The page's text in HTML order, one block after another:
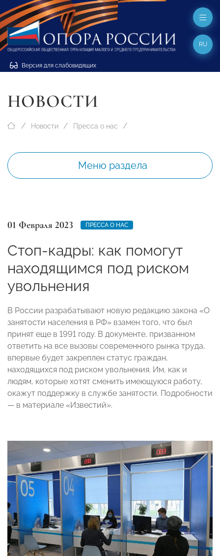
Версия для слабовидящих
RU
НОВОСТИ
Новости Пресса о нас
Меню раздела
01 Февраля 2023 ПРЕССА О НАС
Стоп-кадры: как помогут
находящимся под риском
увольнения
В России разрабатывают новую редакцию закона «О
занятости населения в РФ» взамен того, что был
принят еще в 1991 году. В документе, призванном
ответить на все вызовы современного рынка труда,
впервые будет закреплен статус граждан,
находящихся под риском увольнения. Им, как и
людям, которые хотят сменить имеющуюся работу,
окажут поддержку в службе занятости. Подробности
— в материале «Известий».